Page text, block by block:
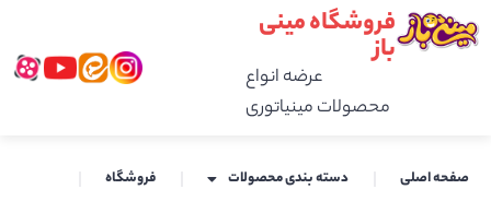
فروشگاه مینی
باز
عرضه انواع
محصولات مینیاتوری
صفحه اصلی دسته بندی محصولات
فروشگاه